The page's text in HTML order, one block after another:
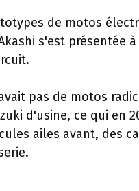
de motos
s'est présentée
pas de motos
d'usine, ce qui en
ailes avant, des